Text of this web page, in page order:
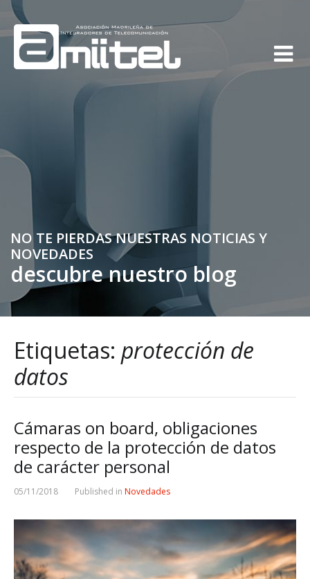
NO TE PIERDAS NUESTRAS NOTICIAS Y
NOVEDADES
descubre nuestro blog
Etiquetas: protección de
datos
Cámaras on board, obligaciones
respecto de la protección de datos
de carácter personal
05/11/2018 Published in Novedades